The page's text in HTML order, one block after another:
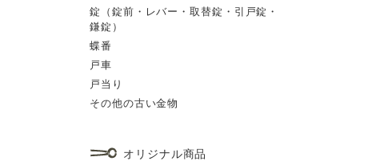
錠（錠前・レバー・取替錠・引戸錠・
鎌錠）
蝶番
戸車
戸当り
その他の古い金物
オリジナル商品